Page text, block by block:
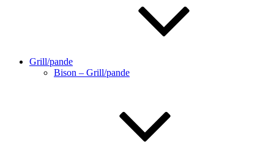
Grill/pande
Bison – Grill/pande